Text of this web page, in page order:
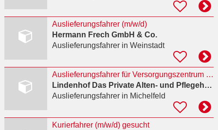
Auslieferungsfahrer (m/w/d)
Hermann Frech GmbH & Co.
Auslieferungsfahrerin Weinstadt
Auslieferungsfahrer für Versorgungszentrum gesucht
Lindenhof Das Private Alten- und Pflegeheim
Auslieferungsfahrerin Michelfeld
Kurierfahrer (m/w/d) gesucht